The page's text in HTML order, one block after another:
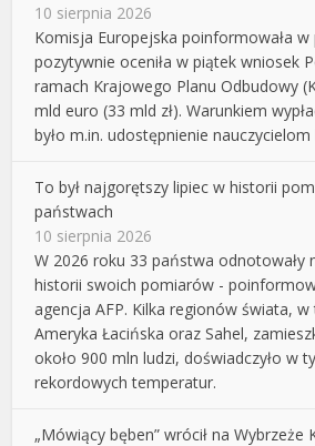
10 sierpnia 2026
Komisja Europejska poinformowała w
pozytywnie oceniła w piątek wniosek
ramach Krajowego Planu Odbudowy
mld euro (33 mld zł). Warunkiem
było m.in. udostępnienie
To był najgorętszy lipiec w historii
państwach
10 sierpnia 2026
W 2026 roku 33 państwa odnotowały
historii swoich pomiarów -
agencja AFP. Kilka regionów świata, w
Ameryka Łacińska oraz Sahel,
około 900 mln ludzi, doświadczyło w
rekordowych temperatur.
„Mówiący bęben” wrócił na Wybrzeże